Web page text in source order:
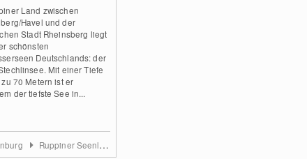
Land zwischen
Havel und der
Stadt Rheinsberg liegt
schönsten
Deutschlands: der
Mit einer Tiefe
70 Metern ist er
der tiefste See in...
Ruppiner Seenland